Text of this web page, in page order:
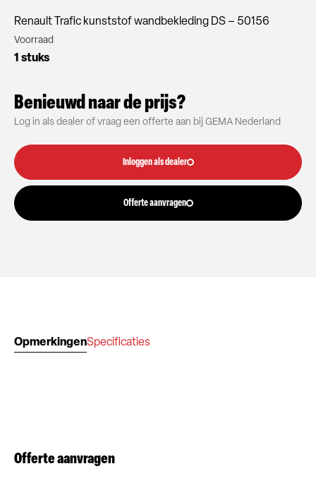
Renault Trafic kunststof wandbekleding DS – 50156
Voorraad
1 stuks
Benieuwd naar de prijs?
Log in als dealer of vraag een offerte aan bij GEMA Nederland
Inloggen als dealer
Offerte aanvragen
OpmerkingenSpecificaties
Offerte aanvragen